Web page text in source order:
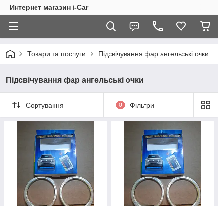
Интернет магазин i-Car
Товари та послуги Підсвічування фар ангельські очки
Підсвічування фар ангельські очки
Сортування 0 Фільтри